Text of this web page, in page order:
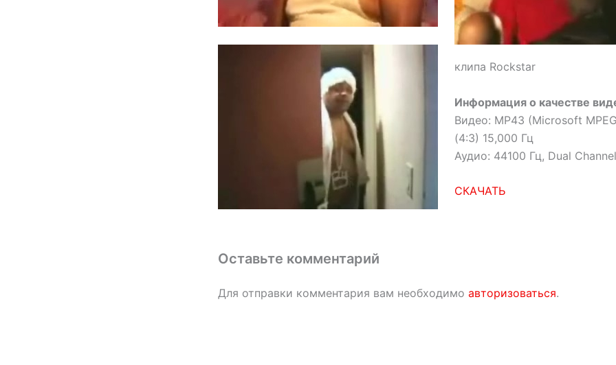
клипа Rockstar
Информация о качестве
Видео: MP43 (Microsoft
(4:3) 15,000 Гц
Аудио: 44100 Гц, Dual
СКАЧАТЬ
Оставьте комментарий
Для отправки комментария вам необходимо авторизоваться.